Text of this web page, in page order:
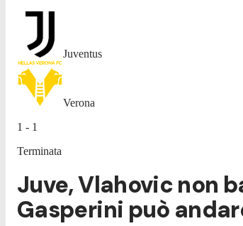
Juventus
Verona
1 - 1
Terminata
Juve, Vlahovic non
Gasperini può